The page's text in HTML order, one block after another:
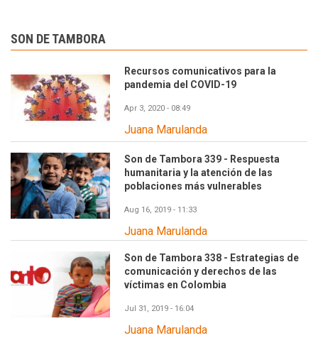
SON DE TAMBORA
Recursos comunicativos para la
pandemia del COVID-19
Apr 3, 2020 - 08:49
Juana Marulanda
Son de Tambora 339 - Respuesta
humanitaria y la atención de las
poblaciones más vulnerables
Aug 16, 2019 - 11:33
Juana Marulanda
Son de Tambora 338 - Estrategias de
comunicación y derechos de las
víctimas en Colombia
Jul 31, 2019 - 16:04
Juana Marulanda